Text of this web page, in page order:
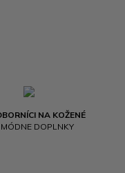
NA KOŽENÉ
MÓDNE DOPLNKY